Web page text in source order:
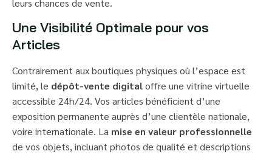
leurs chances de vente.
Une Visibilité Optimale pour vos
Articles
Contrairement aux boutiques physiques où l’espace est
limité, le dépôt-vente digitaloffre une vitrine virtuelle
accessible 24h/24. Vos articles bénéficient d’une
exposition permanente auprès d’une clientèle nationale,
voire internationale. La mise en valeur professionnelle
de vos objets, incluant photos de qualité et descriptions